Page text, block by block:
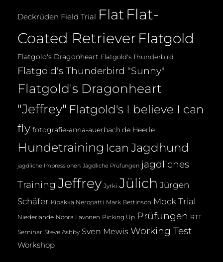
Deckrüden Field Trial Flat Flat-
Coated Retriever Flatgold
Flatgold's Dragonheart Flatgold's Thunderbird
Flatgold's Thunderbird "Sunny"
Flatgold's Dragonheart
"Jeffrey" Flatgold's I believe I can
fly fotografie-anna-auerbach.de Heerle
Hundetraining Ican Jagdhund
jagdliche Impressionen Jagdliche Prüfungen jagdliches
Training Jeffrey Jyrki Jülich Jürgen
Schäfer Kipakka Neropatti Mark Bettinson Mock Trial
Niederlande Noora Lavonen Picking Up Prüfungen RTT
Seminar Steve Ashby Sven Mewis Working Test
Workshop